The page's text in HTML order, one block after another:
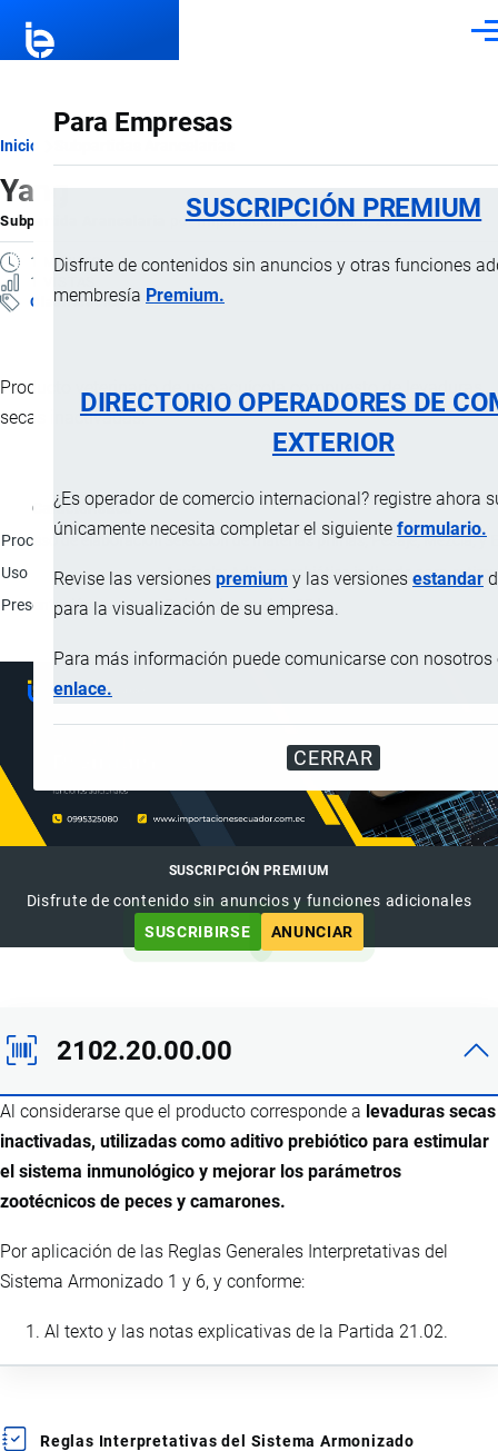
Para Empresas
SUSCRIPCIÓN PREMIUM
Disfrute de contenidos sin anuncios y otras funciones
membresía Premium.
DIRECTORIO OPERADORES DE
EXTERIOR
¿Es operador de comercio internacional? registre ahora
únicamente necesita completar el siguiente formulario.
Revise las versiones premium y las versiones estandar
para la visualización de su empresa.
Para más información puede comunicarse con nosotros
enlace.
CERRAR
Ruta
de
navegación
Inicio
Yang
Subpartida Arancelaria porImportaciones …, 5 Abril, 2025
1 MINUTO
1 VISTAS
Clasificación Arancelaria
Producto veterinario de uso acuícola compuesto de levaduras
secas inactivadas.
Característica
Proceso de elaboración Selección de materias primas; Pesaje; Mezcla; y
Uso
Acuícola; Aditivo prebiótico indicado para
Presentación
Bolsas de papel de 25 kg.
SUSCRIPCIÓN PREMIUM
Disfrute de contenido sin anuncios y funciones adicionales
SUSCRIBIRSE
ANUNCIAR
2102.20.00.00
Al considerarse que el producto corresponde a levaduras secas
inactivadas, utilizadas como aditivo prebiótico para estimular
el sistema inmunológico y mejorar los parámetros
zootécnicos de peces y camarones.
Por aplicación de las Reglas Generales Interpretativas del
Sistema Armonizado 1 y 6, y conforme:
Al texto y las notas explicativas de la Partida 21.02.
Reglas Interpretativas del Sistema Armonizado